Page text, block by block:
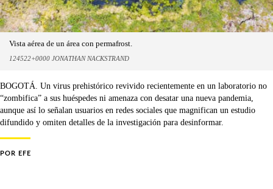
Vista aérea de un área con permafrost.
124522+0000 JONATHAN NACKSTRAND
BOGOTÁ. Un virus prehistórico revivido recientemente en un laboratorio no
“zombifica” a sus huéspedes ni amenaza con desatar una nueva pandemia,
aunque así lo señalan usuarios en redes sociales que magnifican un estudio
difundido y omiten detalles de la investigación para desinformar.
POR EFE